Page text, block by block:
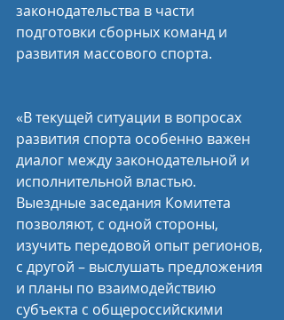
законодательства в части
подготовки сборных команд и
развития массового спорта.
«В текущей ситуации в вопросах
развития спорта особенно важен
диалог между законодательной и
исполнительной властью.
Выездные заседания Комитета
позволяют, с одной стороны,
изучить передовой опыт регионов,
с другой – выслушать предложения
и планы по взаимодействию
субъекта с общероссийскими